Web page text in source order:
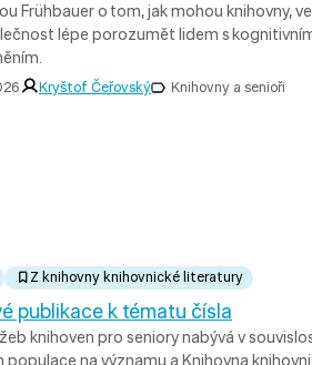
Frühbauer o tom, jak mohou knihovny,
lépe porozumět lidem s
Kryštof Čeřovský Knihovny a senioři
Z knihovny knihovnické literatury
publikace k tématu čísla
knihoven pro seniory nabývá v